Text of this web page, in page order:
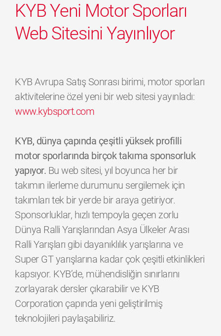
KYB Yeni Motor Sporları
Web Sitesini Yayınlıyor
KYB Avrupa Satış Sonrası birimi, motor sporları
aktivitelerine özel yeni bir web sitesi yayınladı:
www.kybsport.com
KYB, dünya çapında çeşitli yüksek profilli
motor sporlarında birçok takıma sponsorluk
yapıyor. Bu web sitesi, yıl boyunca her bir
takımın ilerleme durumunu sergilemek için
takımları tek bir yerde bir araya getiriyor.
Sponsorluklar, hızlı tempoyla geçen zorlu
Dünya Ralli Yarışlarından Asya Ülkeler Arası
Ralli Yarışları gibi dayanıklılık yarışlarına ve
Super GT yarışlarına kadar çok çeşitli etkinlikleri
kapsıyor. KYB’de, mühendisliğin sınırlarını
zorlayarak dersler çıkarabilir ve KYB
Corporation çapında yeni geliştirilmiş
teknolojileri paylaşabiliriz.